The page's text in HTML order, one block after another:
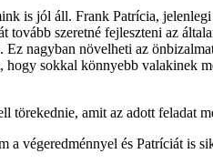
is jól áll. Frank Patrícia,
tovább szeretné fejleszteni az
nagyban növelheti az
sokkal könnyebb valakinek
törekednie, amit az adott feladat
a végeredménnyel és Patríciát is